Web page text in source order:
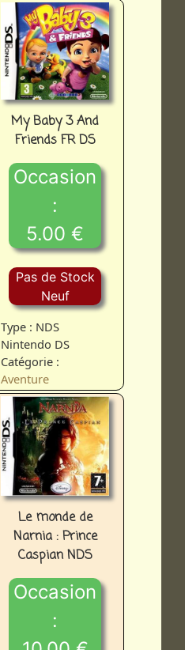
My Baby 3 And
Friends FR DS
Occasion
:
5.00 €
Pas de Stock
Neuf
Type : NDS
Nintendo DS
Catégorie :
Aventure
Le monde de
Narnia : Prince
Caspian NDS
Occasion
: